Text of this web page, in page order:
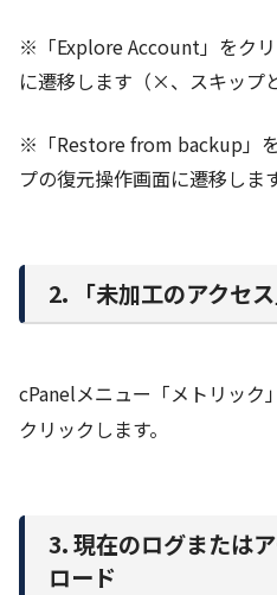
※「Explore Account」をク
に遷移します（×、スキップ
※「Restore from backup」
プの復元操作画面に遷移します
2. 「未加工のアクセ
cPanelメニュー「メトリック
クリックします。
3. 現在のログまたは
ロード